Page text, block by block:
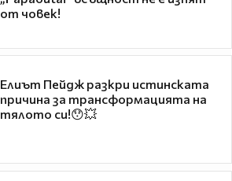
от човек!
Елиът Пейдж разкри истинската
причина за трансформацията на
тялото си!😯💥